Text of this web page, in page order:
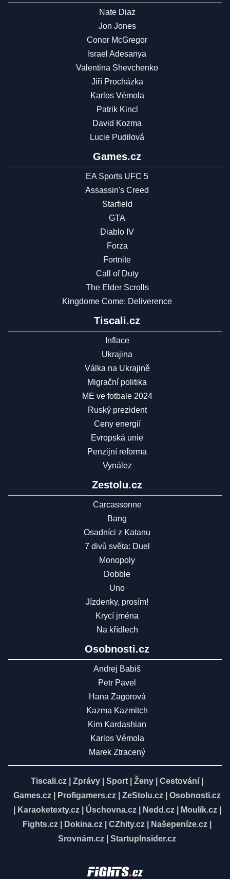
Nate Diaz
Jon Jones
Conor McGregor
Israel Adesanya
Valentina Shevchenko
Jiří Procházka
Karlos Vémola
Patrik Kincl
David Kozma
Lucie Pudilová
Games.cz
EA Sports UFC 5
Assassin's Creed
Starfield
GTA
Diablo IV
Forza
Fortnite
Call of Duty
The Elder Scrolls
Kingdome Come: Deliverence
Tiscali.cz
Inflace
Ukrajina
Válka na Ukrajině
Migrační politika
ME ve fotbale 2024
Ruský prezident
Ceny energií
Evropská unie
Penzijní reforma
Vynález
Zestolu.cz
Carcassonne
Bang
Osadníci z Katanu
7 divů světa: Duel
Monopoly
Dobble
Uno
Jízdenky, prosím!
Krycí jména
Na křídlech
Osobnosti.cz
Andrej Babiš
Petr Pavel
Hana Zagorová
Kazma Kazmitch
Kim Kardashian
Karlos Vémola
Marek Ztracený
Tiscali.cz Zprávy Sport Ženy Cestování
Games.cz
Profigamers.cz ZeStolu.cz
Osobnosti.cz
Karaoketexty.cz| Úschovna.cz| Nedd.cz| Moulík.cz|
Fights.cz
Dokina.cz CZhity.cz Našepeníze.cz
Srovnám.cz
StartupInsider.cz